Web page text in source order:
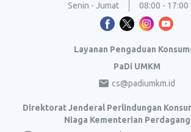
Senin - Jumat
08:00 - 17:00
Layanan Pengaduan
PaDi UMKM
cs@padiumkm.id
Direktorat Jenderal Perlindungan
Niaga Kementerian